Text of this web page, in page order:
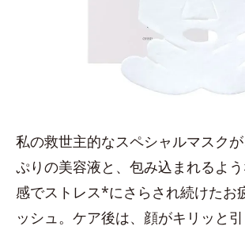
私の救世主的なスペシャルマスク
ぷりの美容液と、包み込まれるよ
感でストレス*にさらされ続けたお
ッシュ。ケア後は、顔がキリッと